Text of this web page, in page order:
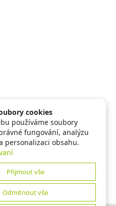
cookies
používáme soubory
fungování, analýzu
personalizaci obsahu.
Přijmout vše
Odmítnout vše